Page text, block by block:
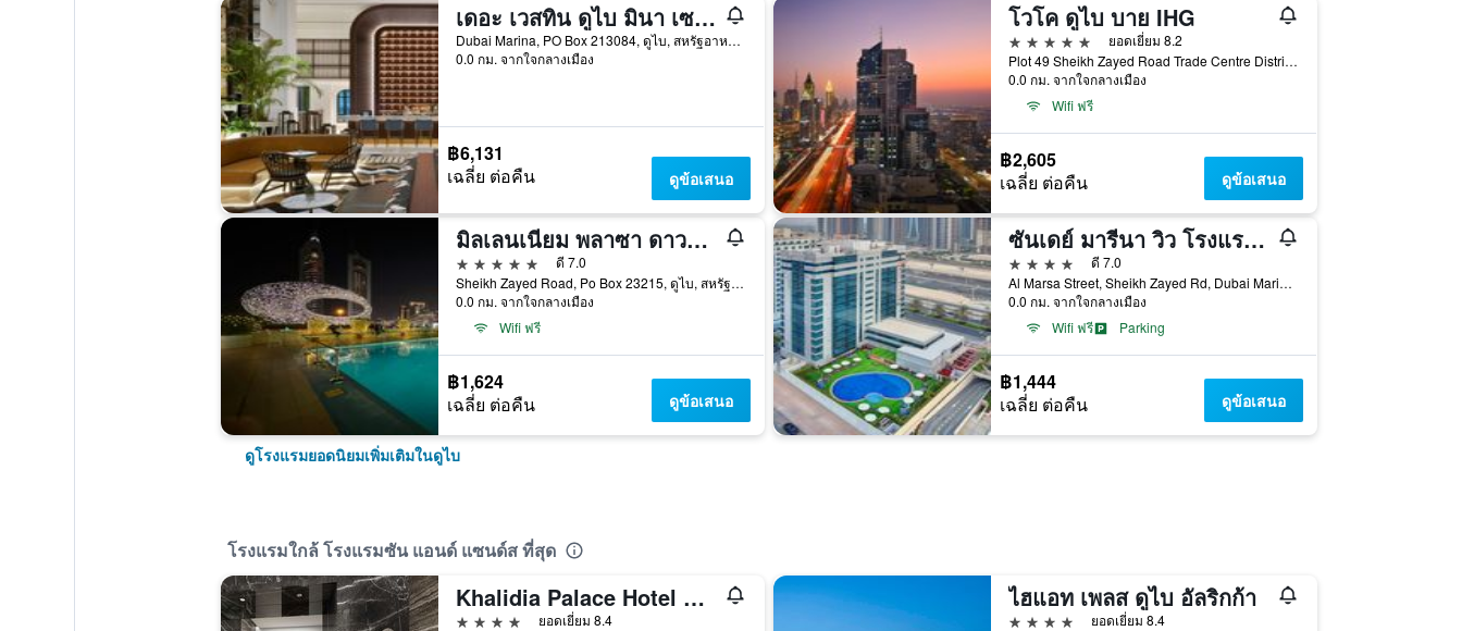
เดอะ เวสทิน ดูไบ มินา เซยาฮี บีช รีสอร์ท แอนด์ มารีนา
Dubai Marina, PO Box 213084, ดูไบ, สหรัฐอาหรับเอมิเรตส์
0.0 กม. จากใจกลางเมือง
฿6,131
เฉลี่ย ต่อคืน ดูข้อเสนอ
โวโค ดูไบ บาย IHG
5 ดาว
ยอดเยี่ยม 8.2
Plot 49 Sheikh Zayed Road Trade Centre District, ดูไบ, สหรัฐอาหรับเอมิเรตส์
0.0 กม. จากใจกลางเมือง
Wifi ฟรี
฿2,605
เฉลี่ย ต่อคืน ดูข้อเสนอ
มิลเลนเนียม พลาซา ดาวน์ทาวน์ โรงแรม ดูไบ
5 ดาว
ดี 7.0
Sheikh Zayed Road, Po Box 23215, ดูไบ, สหรัฐอาหรับเอมิเรตส์
0.0 กม. จากใจกลางเมือง
Wifi ฟรี
฿1,624
เฉลี่ย ต่อคืน ดูข้อเสนอ
ซันเดย์ มารีนา วิว โรงแรม อพาร์ตเมนต์
4 ดาว
ดี 7.0
Al Marsa Street, Sheikh Zayed Rd, Dubai Marina, P.O Box 454745, Dubai, United Arab Emirates, ดูไบ, สหรัฐอาหรับเอมิเรตส์
0.0 กม. จากใจกลางเมือง
Wifi ฟรี
Parking
฿1,444
เฉลี่ย ต่อคืน ดูข้อเสนอ
ดูโรงแรมยอดนิยมเพิ่มเติมในดูไบ
โรงแรมใกล้ โรงแรมซัน แอนด์ แซนด์ส ที่สุด
Khalidia Palace Hotel Dubai
4 ดาว ยอดเยี่ยม 8.4
ไฮแอท เพลส ดูไบ อัลริกก้า
4 ดาว ยอดเยี่ยม 8.4